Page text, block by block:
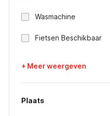
Wasmachine
Fietsen Beschikbaar
+ Meer weergeven
Plaats